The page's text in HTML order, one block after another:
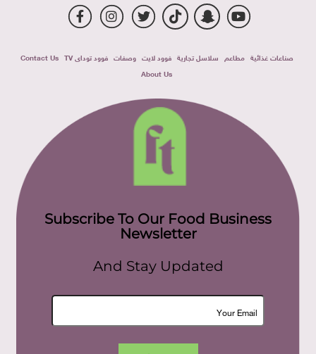
صناعات غذائية مطاعم سلاسل تجارية فوود لايت وصفات فوود توداى TV
Contact Us
About Us
Subscribe To Our Food Business
Newsletter
And Stay Updated